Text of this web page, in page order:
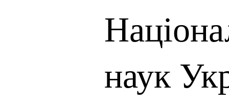
наук